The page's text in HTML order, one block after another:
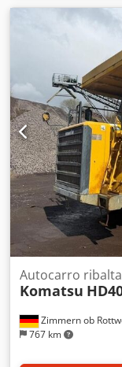
Zimmern ob
767 km
Autocarro
Komatsu